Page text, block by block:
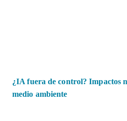
¿IA fuera de control? Impactos
medio ambiente